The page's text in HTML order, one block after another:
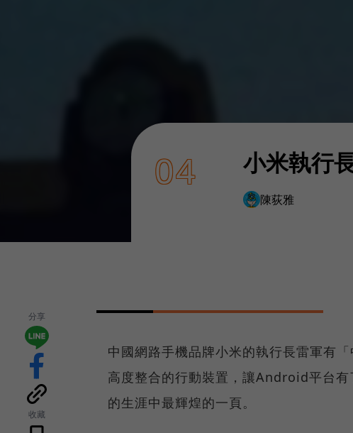
04 小米執行
陳荻雅
分享
收藏
中國網路手機品牌小米的執行長雷軍有
高度整合的行動裝置，讓Android平台
的生涯中最輝煌的一頁。